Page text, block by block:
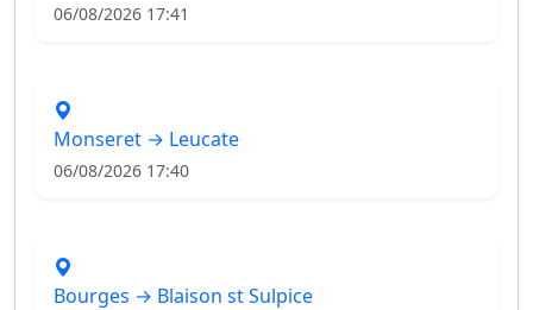
06/08/2026 17:41
Monseret → Leucate
06/08/2026 17:40
Bourges → Blaison st Sulpice